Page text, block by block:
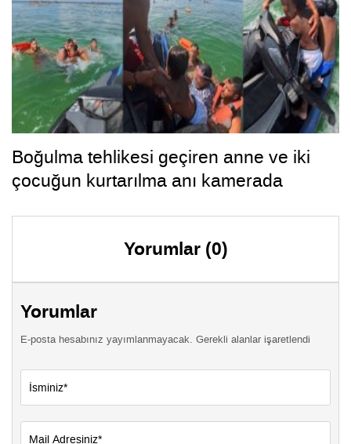
Boğulma tehlikesi geçiren anne ve iki
çocuğun kurtarılma anı kamerada
Yorumlar (0)
Yorumlar
E-posta hesabınız yayımlanmayacak. Gerekli alanlar işaretlendi